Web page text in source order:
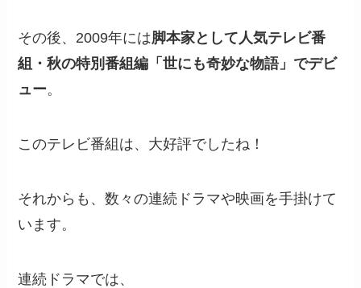
その後、2009年には脚本家として人気テレビ番
組・秋の特別番組編「世にも奇妙な物語」でデビ
ュー。
このテレビ番組は、大好評でしたね！
それからも、数々の連続ドラマや映画を手掛けて
います。
連続ドラマでは、